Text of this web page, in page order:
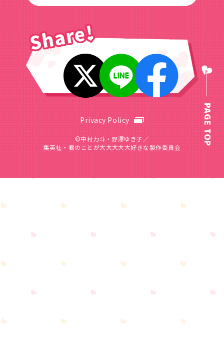
Privacy Policy
©中村力斗・野澤ゆき子／
集英社・君のことが大大大大大好きな製作委員会
PAGE TOP